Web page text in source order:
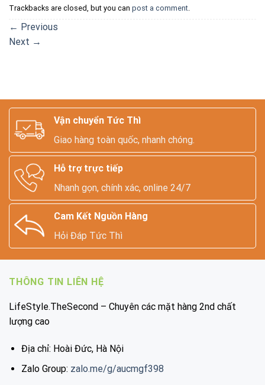
Trackbacks are closed, but you can post a comment.
← Previous
Next →
Vận chuyển Tức Thì
Giao hàng toàn quốc, nhanh chóng.
Hỗ trợ trực tiếp
Nhanh gọn, chính xác, online 24/7
Cam Kết Nguồn Hàng
Hỏi Đáp Tức Thì
THÔNG TIN LIÊN HỆ
LifeStyle.TheSecond – Chuyên các mặt hàng 2nd chất
lượng cao
Địa chỉ: Hoài Đức, Hà Nội
Zalo Group: zalo.me/g/aucmgf398